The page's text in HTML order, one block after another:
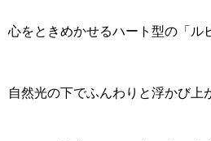
心をときめかせるハート型の「ル
自然光の下でふんわりと浮かび上